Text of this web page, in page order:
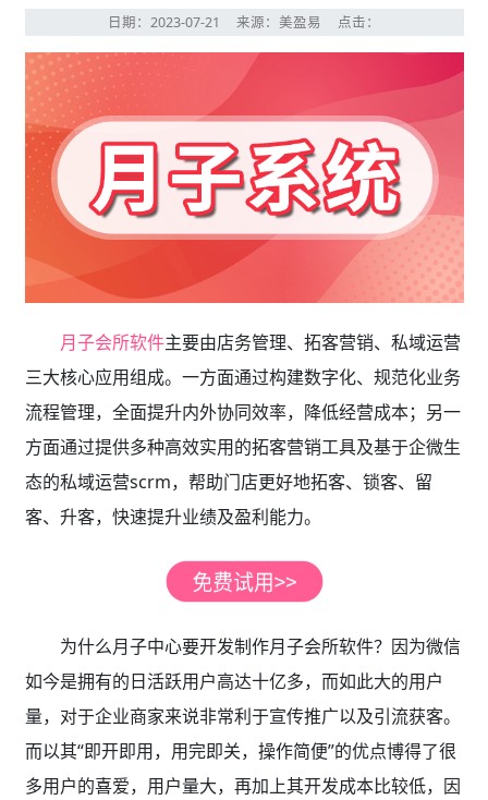
日期：2023-07-21 来源：美盈易 点击：
月子会所软件主要由店务管理、拓客营销、私域运营
三大核心应用组成。一方面通过构建数字化、规范化业务
流程管理，全面提升内外协同效率，降低经营成本；另一
方面通过提供多种高效实用的拓客营销工具及基于企微生
态的私域运营scrm，帮助门店更好地拓客、锁客、留
客、升客，快速提升业绩及盈利能力。
为什么月子中心要开发制作月子会所软件？因为微信
如今是拥有的日活跃用户高达十亿多，而如此大的用户
量，对于企业商家来说非常利于宣传推广以及引流获客。
而以其“即开即用，用完即关，操作简便”的优点博得了很
多用户的喜爱，用户量大，再加上其开发成本比较低，因